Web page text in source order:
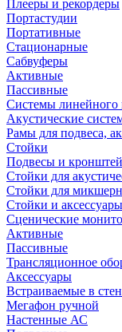
Плееры и рекордеры
Портастудии
Портативные
Стационарные
Сабвуферы
Активные
Пассивные
Системы линейного
Акустические
Рамы для подвеса,
Стойки
Подвесы и
Стойки для
Стойки для
Стойки и
Сценические
Активные
Пассивные
Трансляционное
Аксессуары
Встраиваемые в
Мегафон ручной
Настенные АС